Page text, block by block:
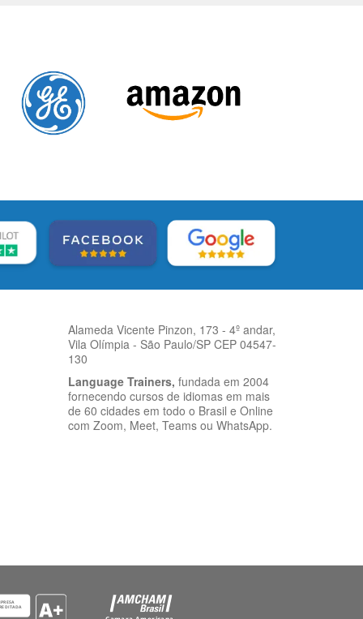
Alameda Vicente Pinzon, 173 - 4º andar,
Vila Olímpia - São Paulo/SP CEP 04547-
130
Language Trainers, fundada em 2004
fornecendo cursos de idiomas em mais
de 60 cidades em todo o Brasil e Online
com Zoom, Meet, Teams ou WhatsApp.